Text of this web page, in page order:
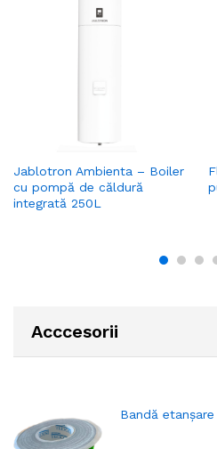
Jablotron Ambienta – Boiler
cu pompă de căldură
integrată 250L
Acccesorii
Bandă